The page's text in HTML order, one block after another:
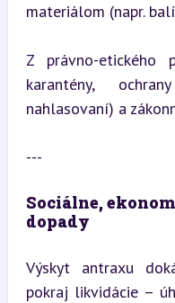
materiálom (napr.
Z právno-
karantény,
nahlasovaní) a
---
Sociálne,
dopady
Výskyt antraxu
pokraj likvidácie –